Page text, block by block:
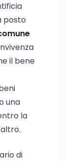
posto
il bene
una
la
di